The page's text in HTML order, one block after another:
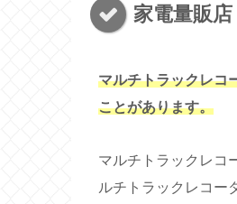
家電量販店
マルチトラックレコ
ことがあります。
マルチトラックレコ
ルチトラックレコー